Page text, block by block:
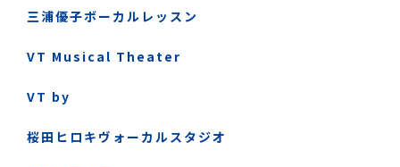
三浦優子ボーカルレッスン
VT Musical Theater
VT by
桜田ヒロキヴォーカルスタジオ